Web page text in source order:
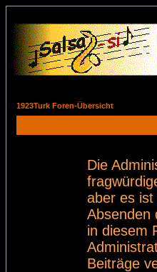
1923Turk Foren-Übersicht
Die
aber es
Absenden
in diesem
Beiträge